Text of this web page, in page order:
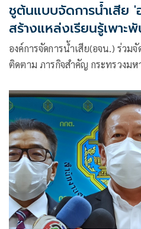
ชูต้นแบบจัดการน้ำเสีย
สร้างแหล่งเรียนรู้เพาะ
องค์การจัดการน้ำเสีย(อจน.) ร่วม
ติดตาม ภารกิจสำคัญ กระทรวงมห
และติดตามนโยบายของรัฐบาล แ
มหาดไทย